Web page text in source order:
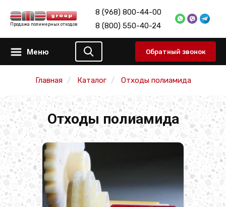
Продажа полимерных отходов
8 (968) 800-44-00
8 (800) 550-40-24
Меню Обратный звонок
Главная Каталог Отходы полиамида
Отходы полиамида